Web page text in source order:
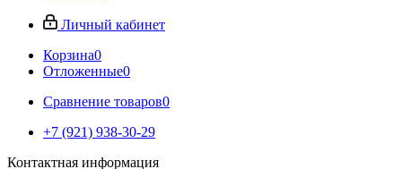
Личный кабинет
Корзина0
Отложенные0
Сравнение товаров0
+7 (921) 938-30-29
Контактная информация